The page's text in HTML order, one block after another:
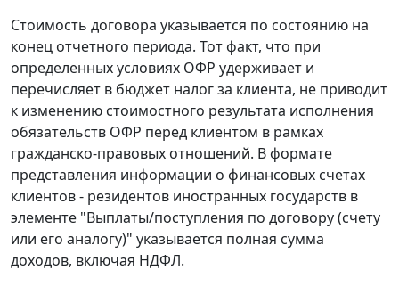
Стоимость договора указывается по состоянию на
конец отчетного периода. Тот факт, что при
определенных условиях ОФР удерживает и
перечисляет в бюджет налог за клиента, не приводит
к изменению стоимостного результата исполнения
обязательств ОФР перед клиентом в рамках
гражданско-правовых отношений. В формате
представления информации о финансовых счетах
клиентов - резидентов иностранных государств в
элементе "Выплаты/поступления по договору (счету
или его аналогу)" указывается полная сумма
доходов, включая НДФЛ.